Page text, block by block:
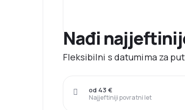
Nađi
Fleksibilni s datumima za
Najjeftiniji povratni let
od 43 €